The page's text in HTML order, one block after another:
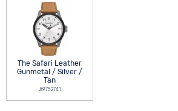
The Safari Leather
Gunmetal / Silver /
Tan
A9752741